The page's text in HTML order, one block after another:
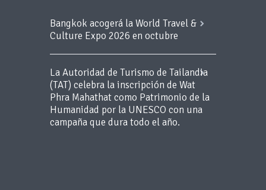
Bangkok acogerá la World Travel &
Culture Expo 2026 en octubre
La Autoridad de Turismo de Tailandia
(TAT) celebra la inscripción de Wat
Phra Mahathat como Patrimonio de la
Humanidad por la UNESCO con una
campaña que dura todo el año.